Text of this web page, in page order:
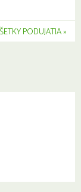
PODUJATIA